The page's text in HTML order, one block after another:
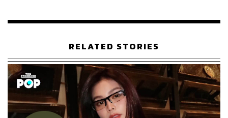
MCM Hazelnut Mocha (185 บาท)กาแฟมอคค่าที่มี
ความละมุน ดื่มง่าย และมีความหอมฟองนมวานิลลาเฮเซ
ลนัท แต่ถ้าใครไม่ชอบดื่มกาแฟ แนะนำ
MCM Vanilla Tonic
(185 บาท)
เป็นเมนูสำหรับคนชอบความสดชื่น มีกลิ่นหอมวา
นิลลาและเลมอนโทนิก
RELATED STORIES